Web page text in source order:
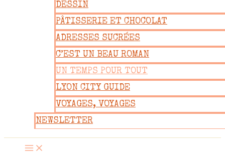
DESSIN
PÂTISSERIE ET CHOCOLAT
ADRESSES SUCRÉES
C’EST UN BEAU ROMAN
UN TEMPS POUR TOUT
LYON CITY GUIDE
VOYAGES, VOYAGES
NEWSLETTER